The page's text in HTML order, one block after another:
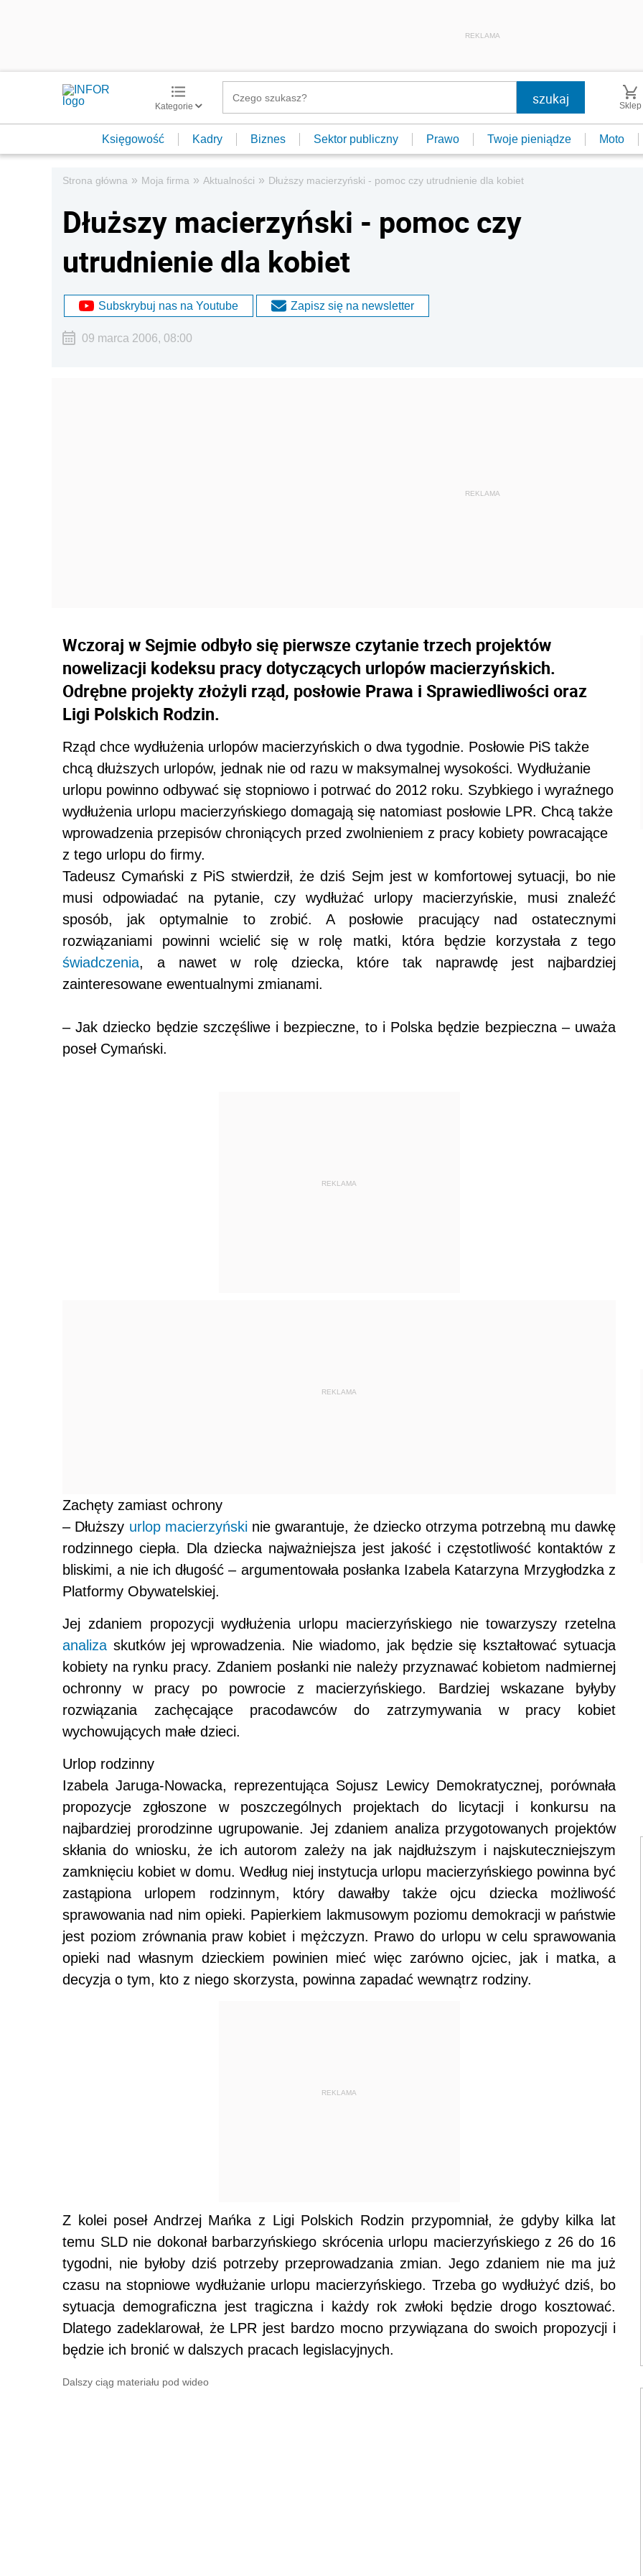
REKLAMA
Kategorie Sklep
Księgowość Kadry Biznes Sektor publiczny Prawo Twoje pieniądze Moto
Strona główna » Moja firma » Aktualności » Dłuższy macierzyński - pomoc czy utrudnienie dla kobiet
Dłuższy macierzyński - pomoc czy
utrudnienie dla kobiet
Subskrybuj nas na Youtube Zapisz się na newsletter
09 marca 2006, 08:00
Wczoraj w Sejmie odbyło się pierwsze czytanie trzech projektów
nowelizacji kodeksu pracy dotyczących urlopów macierzyńskich.
Odrębne projekty złożyli rząd, posłowie Prawa i Sprawiedliwości oraz
Ligi Polskich Rodzin.
Rząd chce wydłużenia urlopów macierzyńskich o dwa tygodnie. Posłowie PiS także
chcą dłuższych urlopów, jednak nie od razu w maksymalnej wysokości. Wydłużanie
urlopu powinno odbywać się stopniowo i potrwać do 2012 roku. Szybkiego i wyraźnego
wydłużenia urlopu macierzyńskiego domagają się natomiast posłowie LPR. Chcą także
wprowadzenia przepisów chroniących przed zwolnieniem z pracy kobiety powracające
z tego urlopu do firmy.
Tadeusz Cymański z PiS stwierdził, że dziś Sejm jest w komfortowej sytuacji, bo nie
musi odpowiadać na pytanie, czy wydłużać urlopy macierzyńskie, musi znaleźć
sposób, jak optymalnie to zrobić. A posłowie pracujący nad ostatecznymi
rozwiązaniami powinni wcielić się w rolę matki, która będzie korzystała z tego
świadczenia, a nawet w rolę dziecka, które tak naprawdę jest najbardziej
zainteresowane ewentualnymi zmianami.
– Jak dziecko będzie szczęśliwe i bezpieczne, to i Polska będzie bezpieczna – uważa
poseł Cymański.
REKLAMA
REKLAMA
Zachęty zamiast ochrony
– Dłuższy urlop macierzyńskinie gwarantuje, że dziecko otrzyma potrzebną mu dawkę
rodzinnego ciepła. Dla dziecka najważniejsza jest jakość i częstotliwość kontaktów z
bliskimi, a nie ich długość – argumentowała posłanka Izabela Katarzyna Mrzygłodzka z
Platformy Obywatelskiej.
Jej zdaniem propozycji wydłużenia urlopu macierzyńskiego nie towarzyszy rzetelna
analiza skutków jej wprowadzenia. Nie wiadomo, jak będzie się kształtować sytuacja
kobiety na rynku pracy. Zdaniem posłanki nie należy przyznawać kobietom nadmiernej
ochronny w pracy po powrocie z macierzyńskiego. Bardziej wskazane byłyby
rozwiązania zachęcające pracodawców do zatrzymywania w pracy kobiet
wychowujących małe dzieci.
Urlop rodzinny
Izabela Jaruga-Nowacka, reprezentująca Sojusz Lewicy Demokratycznej, porównała
propozycje zgłoszone w poszczególnych projektach do licytacji i konkursu na
najbardziej prorodzinne ugrupowanie. Jej zdaniem analiza przygotowanych projektów
skłania do wniosku, że ich autorom zależy na jak najdłuższym i najskuteczniejszym
zamknięciu kobiet w domu. Według niej instytucja urlopu macierzyńskiego powinna być
zastąpiona urlopem rodzinnym, który dawałby także ojcu dziecka możliwość
sprawowania nad nim opieki. Papierkiem lakmusowym poziomu demokracji w państwie
jest poziom zrównania praw kobiet i mężczyzn. Prawo do urlopu w celu sprawowania
opieki nad własnym dzieckiem powinien mieć więc zarówno ojciec, jak i matka, a
decyzja o tym, kto z niego skorzysta, powinna zapadać wewnątrz rodziny.
REKLAMA
Z kolei poseł Andrzej Mańka z Ligi Polskich Rodzin przypomniał, że gdyby kilka lat
temu SLD nie dokonał barbarzyńskiego skrócenia urlopu macierzyńskiego z 26 do 16
tygodni, nie byłoby dziś potrzeby przeprowadzania zmian. Jego zdaniem nie ma już
czasu na stopniowe wydłużanie urlopu macierzyńskiego. Trzeba go wydłużyć dziś, bo
sytuacja demograficzna jest tragiczna i każdy rok zwłoki będzie drogo kosztować.
Dlatego zadeklarował, że LPR jest bardzo mocno przywiązana do swoich propozycji i
będzie ich bronić w dalszych pracach legislacyjnych.
Dalszy ciąg materiału pod wideo